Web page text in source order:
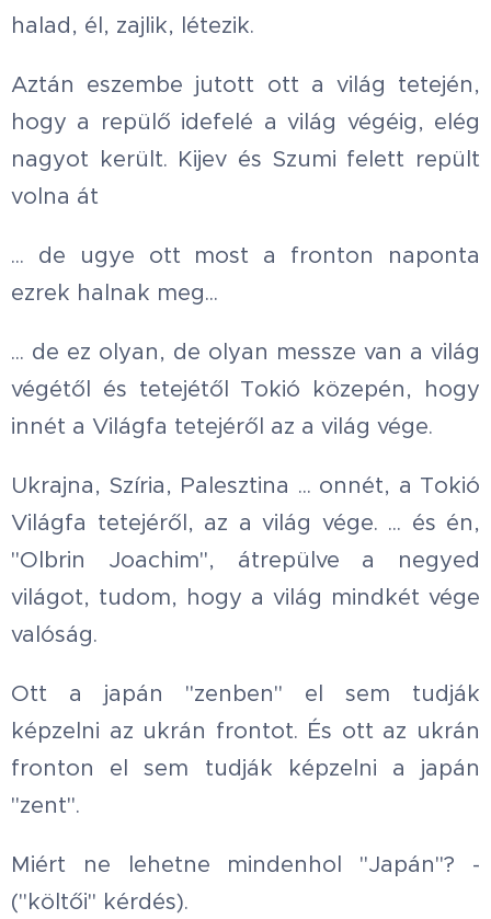
halad, él, zajlik, létezik.
Aztán eszembe jutott ott a világ tetején,
hogy a repülő idefelé a világ végéig, elég
nagyot került. Kijev és Szumi felett repült
volna át
... de ugye ott most a fronton naponta
ezrek halnak meg...
... de ez olyan, de olyan messze van a világ
végétől és tetejétől Tokió közepén, hogy
innét a Világfa tetejéről az a világ vége.
Ukrajna, Szíria, Palesztina ... onnét, a Tokió
Világfa tetejéről, az a világ vége. ... és én,
"Olbrin Joachim", átrepülve a negyed
világot, tudom, hogy a világ mindkét vége
valóság.
Ott a japán "zenben" el sem tudják
képzelni az ukrán frontot. És ott az ukrán
fronton el sem tudják képzelni a japán
"zent".
Miért ne lehetne mindenhol "Japán"? -
("költői" kérdés).